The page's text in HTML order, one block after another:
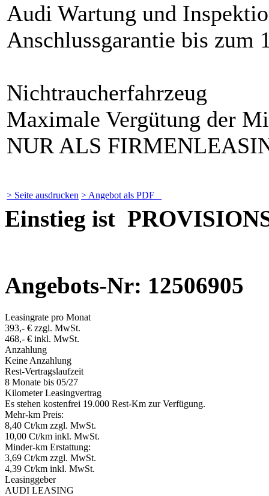
Audi Wartung und
Anschlussgarantie bis zum
Nichtraucherfahrzeug
Maximale Vergütung der
NUR ALS
> Seite ausdrucken > Angebot als PDF
Einstieg ist
Angebots-Nr: 12506905
Leasingrate pro Monat
393,- € zzgl. MwSt.
468,- € inkl. MwSt.
Anzahlung
Keine Anzahlung
Rest-Vertragslaufzeit
8 Monate bis 05/27
Kilometer Leasingvertrag
Es stehen kostenfrei 19.000 Rest-Km zur Verfügung.
Mehr-km Preis:
8,40 Ct/km zzgl. MwSt.
10,00 Ct/km inkl. MwSt.
Minder-km Erstattung:
3,69 Ct/km zzgl. MwSt.
4,39 Ct/km inkl. MwSt.
Leasinggeber
AUDI LEASING